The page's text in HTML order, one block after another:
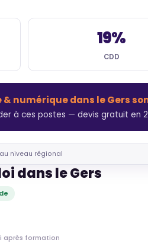
19%
CDD
numérique dans le Gers
à ces postes — devis gratuit en
niveau régional
dans le Gers
après formation